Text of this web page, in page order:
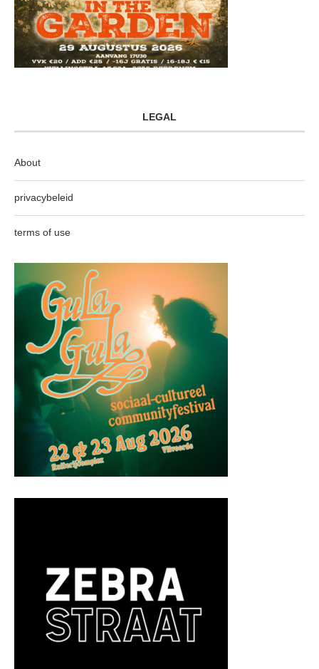
LEGAL
About
privacybeleid
terms of use